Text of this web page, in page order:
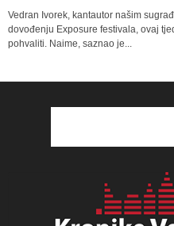
Vedran Ivorek, kantautor našim
dovođenju Exposure festivala, ovaj
pohvaliti. Naime, saznao je...